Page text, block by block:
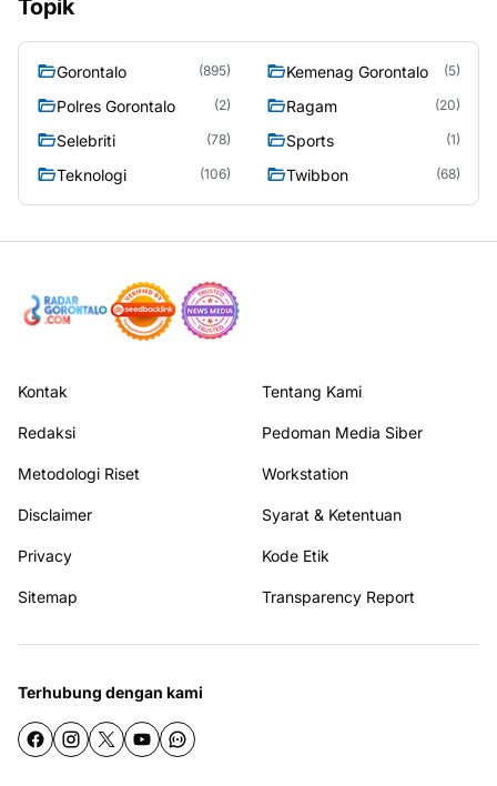
Topik
Gorontalo (895) Kemenag Gorontalo (5)
Polres Gorontalo (2) Ragam (20)
Selebriti (78) Sports (1)
Teknologi (106) Twibbon (68)
Kontak Tentang Kami
Redaksi Pedoman Media Siber
Metodologi Riset Workstation
Disclaimer Syarat & Ketentuan
Privacy Kode Etik
Sitemap Transparency Report
Terhubung dengan kami